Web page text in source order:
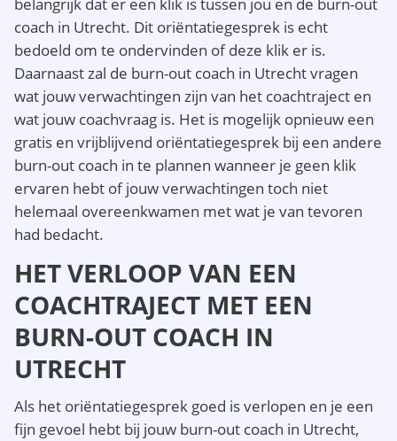
coach in Utrecht. Dit oriëntatiegesprek is echt
bedoeld om te ondervinden of deze klik er is.
Daarnaast zal de burn-out coach in Utrecht vragen
wat jouw verwachtingen zijn van het coachtraject en
wat jouw coachvraag is. Het is mogelijk opnieuw een
gratis en vrijblijvend oriëntatiegesprek bij een andere
burn-out coach in te plannen wanneer je geen klik
ervaren hebt of jouw verwachtingen toch niet
helemaal overeenkwamen met wat je van tevoren
had bedacht.
HET VERLOOP VAN EEN
COACHTRAJECT MET EEN
BURN-OUT COACH IN
UTRECHT
Als het oriëntatiegesprek goed is verlopen en je een
fijn gevoel hebt bij jouw burn-out coach in Utrecht,